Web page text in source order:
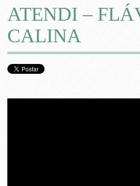
ATENDI –
CALINA